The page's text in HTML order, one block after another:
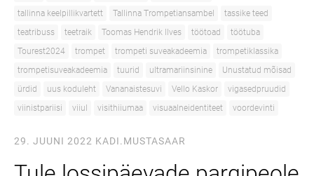
tallinna keelpillikvartett
Tallinna Trompetiansambel
tassike teed
teatribuss
teetraik Toomas Hendrik Ilves töötoad
töötuba
Tourest2024
trompet trompeti suveakadeemia
trompetiklassika
trompetisuveakadeemia
tuurid ultramariinsinine
Unustatud mõisad
ürdid
uus koduleht Vananaistesuvi Vello Kaskor
vigasedpruudid
viinistpariisi
viiul visithiiumaa visuaalneidentiteet voordevinti
29. JUUNI 2022 KADI.MUSTASAAR